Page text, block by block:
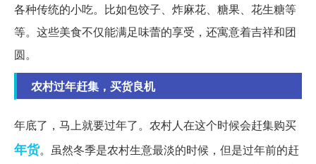
各种传统的小吃。比如包饺子、炸麻花、糖果、花生糖等
等。这些美食不仅能满足味蕾的享受，还寓意着吉祥和团
圆。
农村过年赶集，买货良机
年底了，马上就要过年了。农村人在这个时候会赶集购买
年货。虽然冬季是农村生意最淡的时候，但是过年前的赶